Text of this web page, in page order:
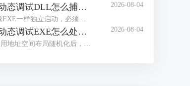
IDA Pro动态调试DLL怎么捕获模块加载 IDA Pro模块加载后断点没有触发是什么原因 2026-08-04
IDA Pro动态调试EXE怎么处理地址随机化 IDA Pro断点地址随程序启动变化如何定位 2026-08-04